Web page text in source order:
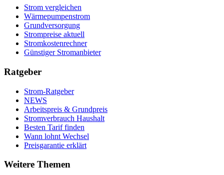
Strom vergleichen
Wärmepumpenstrom
Grundversorgung
Strompreise aktuell
Stromkostenrechner
Günstiger Stromanbieter
Ratgeber
Strom-Ratgeber
NEWS
Arbeitspreis & Grundpreis
Stromverbrauch Haushalt
Besten Tarif finden
Wann lohnt Wechsel
Preisgarantie erklärt
Weitere Themen